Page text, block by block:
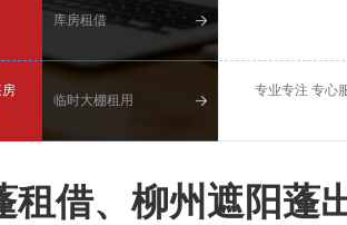
库房租借
临时大棚租用
专业专注 专心
租借、柳州遮阳蓬